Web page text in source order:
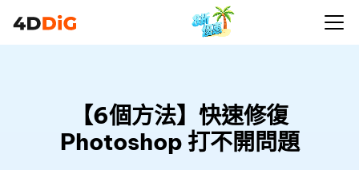
【6個方法】快速修復
Photoshop 打不開問題